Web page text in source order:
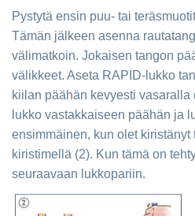
Pystytä ensin puu- tai
Tämän jälkeen asenna
välimatkoin. Jokaisen tangon
välikkeet. Aseta RAPID-lukko
kiilan päähän kevyesti vasaralla
lukko vastakkaiseen päähän ja
ensimmäinen, kun olet
kiristimellä (2). Kun tämä on
seuraavaan lukkopariin.